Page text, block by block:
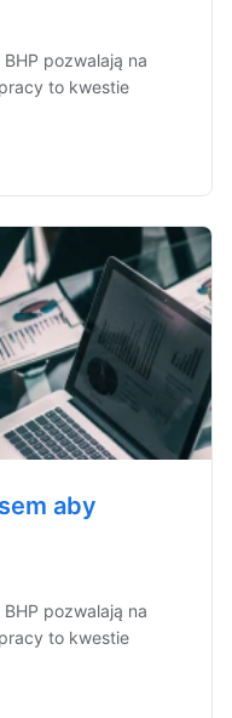
pozwalają na
to kwestie
aby
pozwalają na
to kwestie